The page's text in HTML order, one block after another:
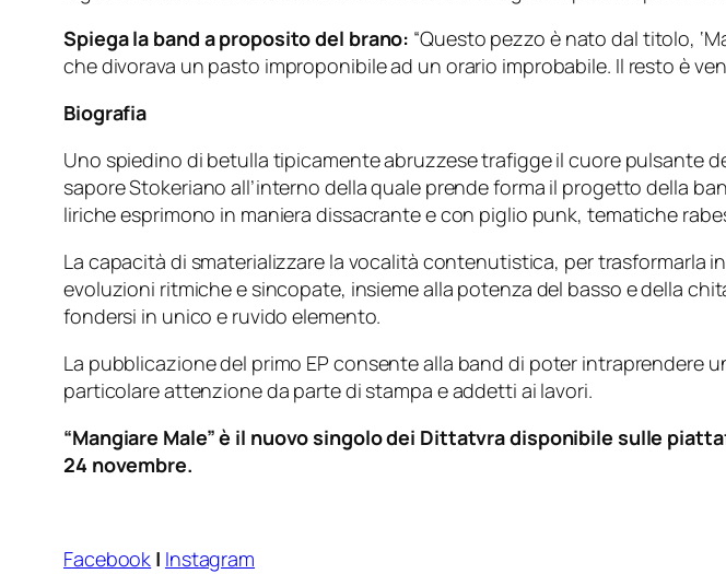
Spiega la band a proposito del brano: “Questo pezzo è nato dal titolo,
che divorava un pasto improponibile ad un orario improbabile. Il resto è
Biografia
Uno spiedino di betulla tipicamente abruzzese trafigge il cuore pulsante
sapore Stokeriano all’interno della quale prende forma il progetto della
liriche esprimono in maniera dissacrante e con piglio punk, tematiche
La capacità di smaterializzare la vocalità contenutistica, per trasformarla
evoluzioni ritmiche e sincopate, insieme alla potenza del basso e della
fondersi in unico e ruvido elemento.
La pubblicazione del primo EP consente alla band di poter
particolare attenzione da parte di stampa e addetti ai lavori.
“Mangiare Male” è il nuovo singolo dei Dittatvra disponibile sulle
24 novembre.
Facebook | Instagram